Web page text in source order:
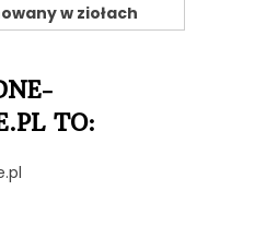
w ziołach
TO: